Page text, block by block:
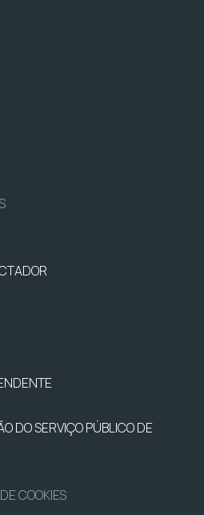
DO SERVIÇO PÚBLICO DE
COOKIES